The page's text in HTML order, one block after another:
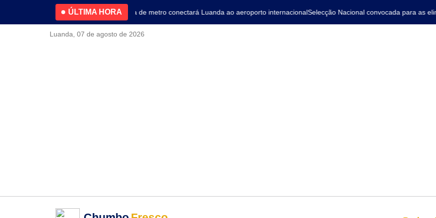
ÚLTIMA HORA
4.2% no primeiro trimestre Nova linha de metro conectará Luanda ao aeroporto internacionalSelecção Nacional convocada para as
Luanda, 07 de agosto de 2026